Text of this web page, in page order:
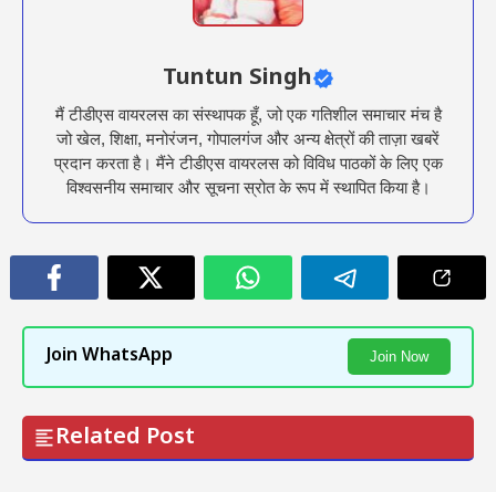
Tuntun Singh
मैं टीडीएस वायरलस का संस्थापक हूँ, जो एक गतिशील समाचार मंच है
जो खेल, शिक्षा, मनोरंजन, गोपालगंज और अन्य क्षेत्रों की ताज़ा खबरें
प्रदान करता है। मैंने टीडीएस वायरलस को विविध पाठकों के लिए एक
विश्वसनीय समाचार और सूचना स्रोत के रूप में स्थापित किया है।
Join WhatsApp Join Now
Related Post